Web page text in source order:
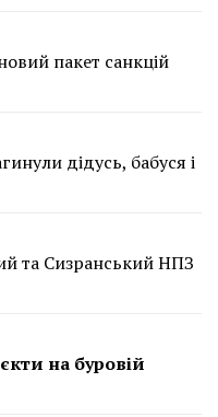
пакет санкцій
дідусь, бабуся і
та Сизранський НПЗ
на буровій